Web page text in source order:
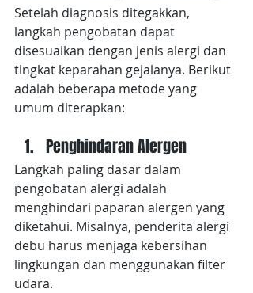
Setelah diagnosis ditegakkan,
langkah pengobatan dapat
disesuaikan dengan jenis alergi dan
tingkat keparahan gejalanya. Berikut
adalah beberapa metode yang
umum diterapkan:
Penghindaran Alergen
Langkah paling dasar dalam
pengobatan alergi adalah
menghindari paparan alergen yang
diketahui. Misalnya, penderita alergi
debu harus menjaga kebersihan
lingkungan dan menggunakan filter
udara.